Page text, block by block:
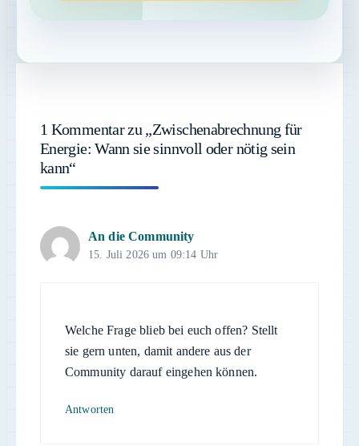
1 Kommentar zu „Zwischenabrechnung für
Energie: Wann sie sinnvoll oder nötig sein
kann“
An die Community
15. Juli 2026 um 09:14 Uhr
Welche Frage blieb bei euch offen? Stellt
sie gern unten, damit andere aus der
Community darauf eingehen können.
Antworten